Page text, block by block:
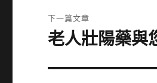
文
章:
下一篇文章
下
篇
老人壯陽藥與